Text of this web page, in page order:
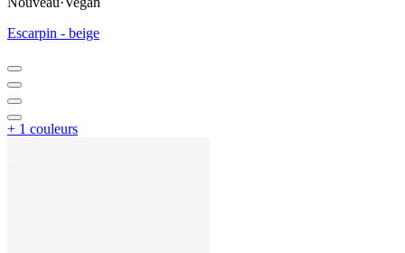
Escarpin - beige
+ 1 couleurs